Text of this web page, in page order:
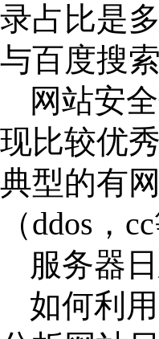
录占比是
与百度搜
网站安
现比较优
典型的有
（ddos，
服务器
如何利